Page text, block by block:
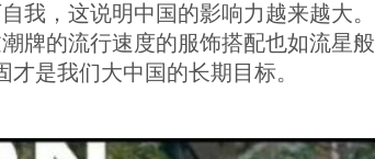
我，这说明中国的影响力越来越大。
牌的流行速度的服饰搭配也如流星般
是我们大中国的长期目标。